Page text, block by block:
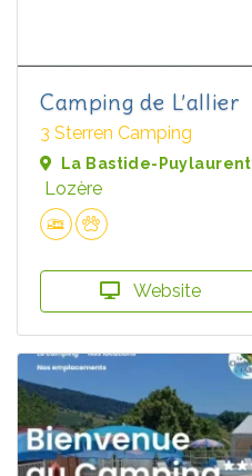
Camping de L’allier
3 Sterren Camping
La Bastide-Puylaurent
Lozère
Website